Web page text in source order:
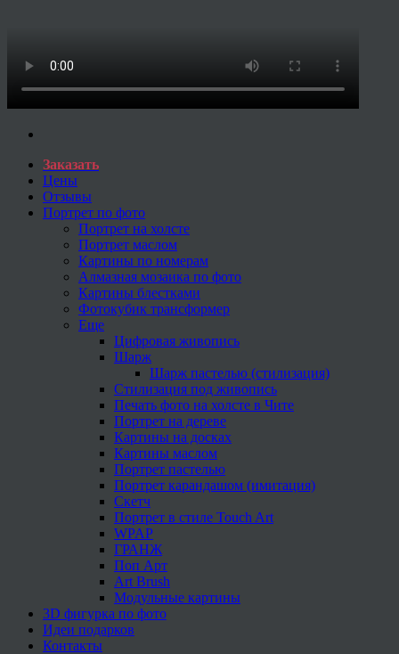
Заказать
Цены
Отзывы
Портрет по фото
Портрет на холсте
Портрет маслом
Картины по номерам
Алмазная мозаика по фото
Картины блестками
Фотокубик трансформер
Еще
Цифровая живопись
Шарж
Шарж пастелью (стилизация)
Стилизация под живопись
Печать фото на холсте в Чите
Портрет на дереве
Картины на досках
Картины маслом
Портрет пастелью
Портрет карандашом (имитация)
Скетч
Портрет в стиле Touch Art
WPAP
ГРАНЖ
Поп Арт
Art Brush
Модульные картины
3D фигурка по фото
Идеи подарков
Контакты